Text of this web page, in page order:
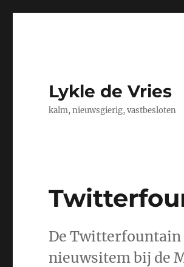
Lykle de Vries
kalm, nieuwsgierig, vastbesloten
De Twitterfountain
nieuwsitem bij de